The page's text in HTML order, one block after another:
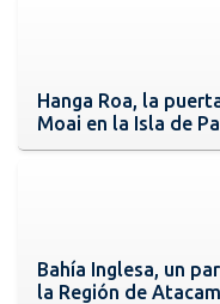
Hanga Roa, la
Moai en la Isla de
Bahía Inglesa, un
la Región de